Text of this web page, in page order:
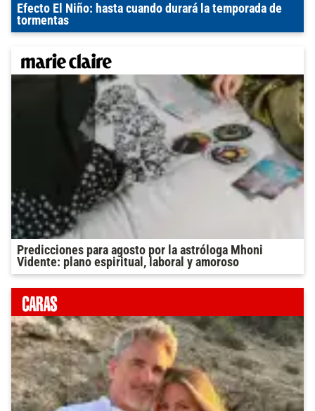
Efecto El Niño: hasta cuando durará la temporada de
tormentas
Predicciones para agosto por la astróloga Mhoni
Vidente: plano espiritual, laboral y amoroso